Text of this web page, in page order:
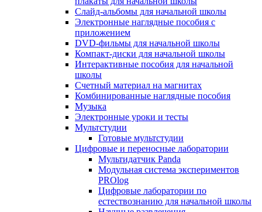
Слайд-альбомы для начальной школы
Электронные наглядные пособия с
приложением
DVD-фильмы для начальной школы
Компакт-диски для начальной школы
Интерактивные пособия для начальной
школы
Счетный материал на магнитах
Комбинированные наглядные пособия
Музыка
Электронные уроки и тесты
Мультстудии
Готовые мультстудии
Цифровые и переносные лаборатории
Мультидатчик Panda
Модульная система экспериментов
PROlog
Цифровые лаборатории по
естествознанию для начальной школы